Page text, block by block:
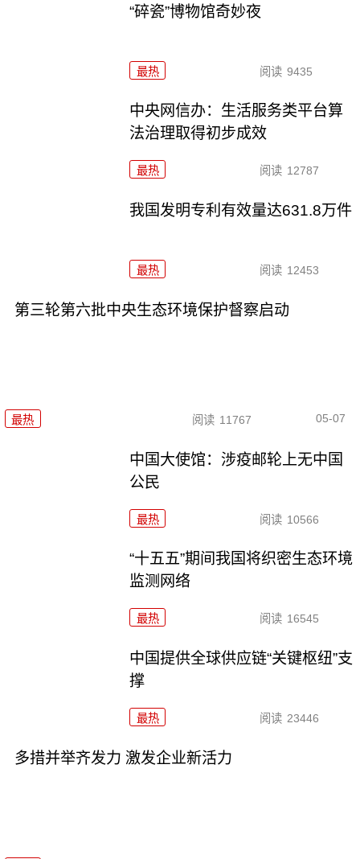
“碎瓷”博物馆奇妙夜
最热 阅读 9435
中央网信办：生活服务类平台算
法治理取得初步成效
最热 阅读 12787
我国发明专利有效量达631.8万件
最热 阅读 12453
第三轮第六批中央生态环境保护督察启动
最热 阅读 11767 05-07
中国大使馆：涉疫邮轮上无中国
公民
最热 阅读 10566
“十五五”期间我国将织密生态环境
监测网络
最热 阅读 16545
中国提供全球供应链“关键枢纽”支
撑
最热 阅读 23446
多措并举齐发力 激发企业新活力